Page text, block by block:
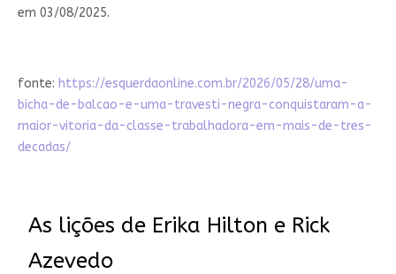
em 03/08/2025.
fonte: https://esquerdaonline.com.br/2026/05/28/uma-
bicha-de-balcao-e-uma-travesti-negra-conquistaram-a-
maior-vitoria-da-classe-trabalhadora-em-mais-de-tres-
decadas/
As lições de Erika Hilton e Rick
Azevedo